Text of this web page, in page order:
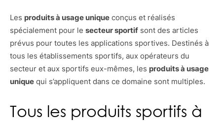
Les produits à usage unique conçus et réalisés
spécialement pour le secteur sportif sont des articles
prévus pour toutes les applications sportives. Destinés à
tous les établissements sportifs, aux opérateurs du
secteur et aux sportifs eux-mêmes, les produits à usage
unique qui s’appliquent dans ce domaine sont multiples.
Tous les produits sportifs à